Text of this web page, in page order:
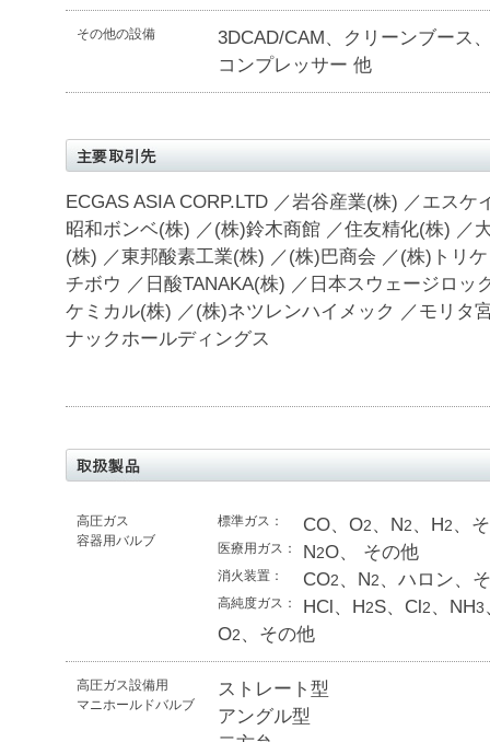
その他の設備
3DCAD/CAM、クリーンブース
コンプレッサー 他
ECGAS ASIA CORP.LTD ／岩谷産業(株) ／エスケ
昭和ボンベ(株) ／(株)鈴木商館 ／住友精化(株) ／
(株) ／東邦酸素工業(株) ／(株)巴商会 ／(株)トリ
チボウ ／日酸TANAKA(株) ／日本スウェージロッ
ケミカル(株) ／(株)ネツレンハイメック ／モリタ
ナックホールディングス
高圧ガス
容器用バルブ
標準ガス： CO、O2、N2、H2、
医療用ガス： N2O、 その他
消火装置： CO2、N2、ハロン、
高純度ガス： HCl、H2S、Cl2、NH3
O2、その他
高圧ガス設備用
マニホールドバルブ
ストレート型
アングル型